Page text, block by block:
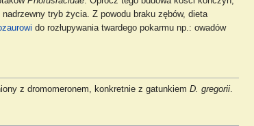
tryb życia. Z powodu braku zębów, dieta
do rozłupywania twardego pokarmu np.: owadów
z dromomeronem, konkretnie z gatunkiem D. gregorii.